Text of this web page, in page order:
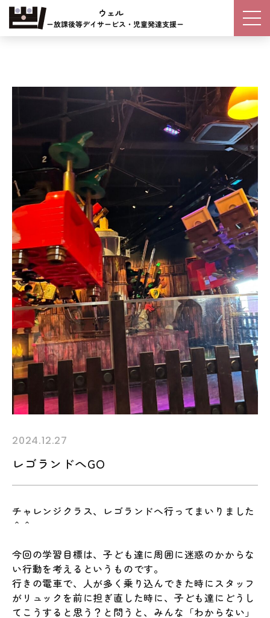
2024.12.27
レゴランドへGO
チャレンジクラス、レゴランドへ行ってまいりました
＾＾
今回の学習目標は、子ども達に周囲に迷惑のかからな
い行動を考えるというものです。
行きの電車で、人が多く乗り込んできた時にスタッフ
がリュックを前に担ぎ直した時に、子ども達にどうし
てこうすると思う？と問うと、みんな「わからない」